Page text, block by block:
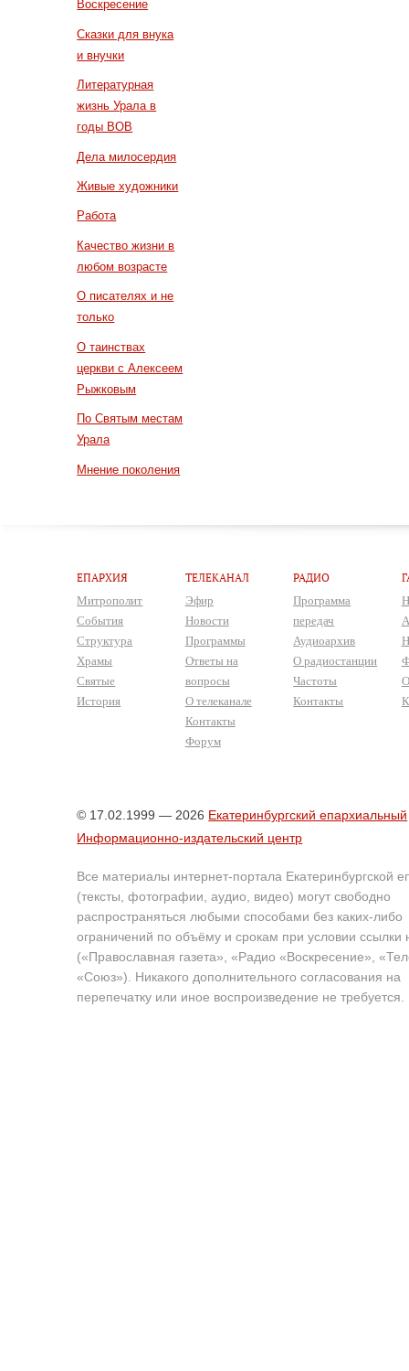
Воскресение
Сказки для внука
и внучки
Литературная
жизнь Урала в
годы ВОВ
Дела милосердия
Живые художники
Работа
Качество жизни в
любом возрасте
О писателях и не
только
О таинствах
церкви с Алексеем
Рыжковым
По Святым местам
Урала
Мнение поколения
ЕПАРХИЯ
Митрополит
События
Структура
Храмы
Святые
История
ТЕЛЕКАНАЛ
Эфир
Новости
Программы
Ответы на
вопросы
О телеканале
Контакты
Форум
РАДИО
Программа
передач
Аудиоархив
О радиостанции
Частоты
Контакты
© 17.02.1999 — 2026 Екатеринбургский епархиальный
Информационно-издательский центр
Все материалы интернет-портала Екатеринбургской
(тексты, фотографии, аудио, видео) могут свободно
распространяться любыми способами без каких-либо
ограничений по объёму и срокам при условии ссылки
(«Православная газета», «Радио «Воскресение»,
«Союз»). Никакого дополнительного согласования на
перепечатку или иное воспроизведение не требуется.